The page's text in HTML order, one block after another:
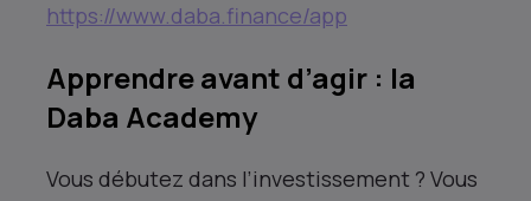
https://www.daba.finance/app
Apprendre avant d’agir : la
Daba Academy
Vous débutez dans l’investissement ? Vous